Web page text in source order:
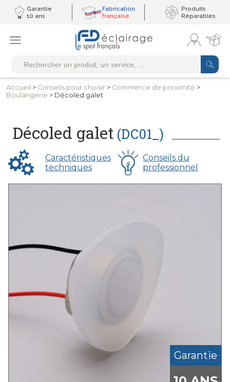
Garantie
10 ans
Fabrication
française
Produits
Réparables
Accueil > Conseils pour choisir > Commerce de proximité >
Boulangerie > Décoled galet
Décoled galet (DC01_)
Caractéristiques
techniques
Conseils du
professionnel
Garantie